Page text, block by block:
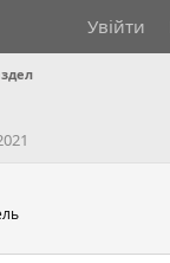
Увійти